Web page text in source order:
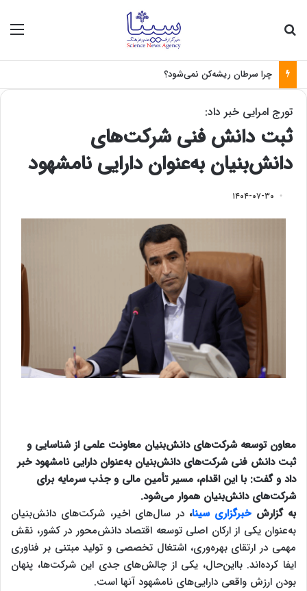
چرا سرطان ریشه‌کن نمی‌شود؟
تورج امرایی خبر داد:
ثبت دانش فنی شرکت‌های
دانش‌بنیان به‌عنوان دارایی نامشهود
۱۴۰۴-۰۷-۳۰
معاون توسعه شرکت‌های دانش‌بنیان معاونت علمی از شناسایی و
ثبت دانش فنی شرکت‌های دانش‌بنیان به‌عنوان دارایی نامشهود خبر
داد و گفت: با این اقدام، مسیر تأمین مالی و جذب سرمایه برای
شرکت‌های دانش‌بنیان هموار می‌شود.
به گزارش خبرگزاری سینا،در سال‌های اخیر، شرکت‌های دانش‌بنیان
به‌عنوان یکی از ارکان اصلی توسعه اقتصاد دانش‌محور در کشور، نقش
مهمی در ارتقای بهره‌وری، اشتغال تخصصی و تولید مبتنی بر فناوری
ایفا کرده‌اند. بااین‌حال، یکی از چالش‌های جدی این شرکت‌ها، پنهان
بودن ارزش واقعی دارایی‌های نامشهود آن­ها است.